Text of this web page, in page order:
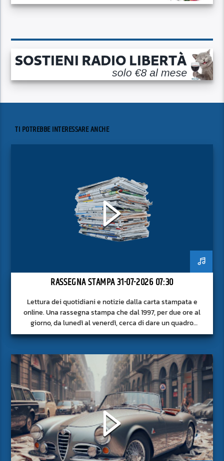
TI POTREBBE INTERESSARE ANCHE
RASSEGNA STAMPA 31-07-2026 07:30
Lettura dei quotidiani e notizie dalla carta stampata e
online. Una rassegna stampa che dal 1997, per due ore al
giorno, da lunedì al venerdì, cerca di dare un quadro
approfondito delle notizie del giorno, senza fermarsi alla